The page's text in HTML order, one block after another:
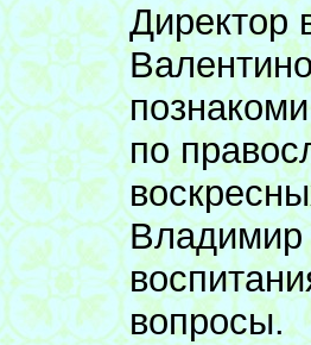
Директор
по
Владимир
вопросы.